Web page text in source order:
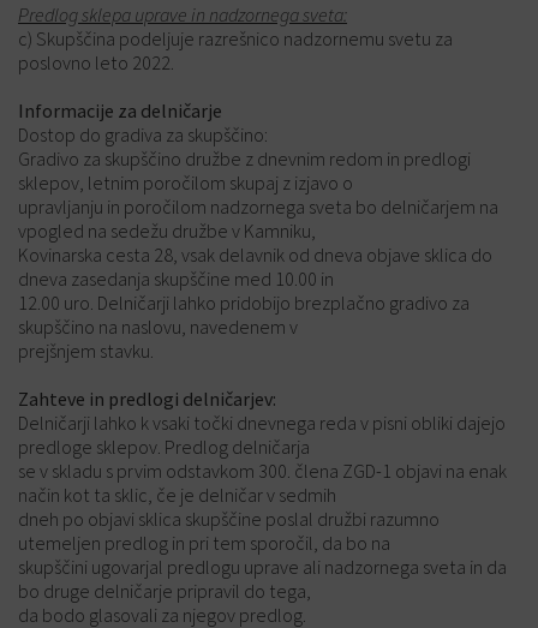
Predlog sklepa uprave in nadzornega sveta:
c) Skupščina podeljuje razrešnico nadzornemu svetu za
poslovno leto 2022.
Informacije za delničarje
Dostop do gradiva za skupščino:
Gradivo za skupščino družbe z dnevnim redom in predlogi
sklepov, letnim poročilom skupaj z izjavo o
upravljanju in poročilom nadzornega sveta bo delničarjem na
vpogled na sedežu družbe v Kamniku,
Kovinarska cesta 28, vsak delavnik od dneva objave sklica do
dneva zasedanja skupščine med 10.00 in
12.00 uro. Delničarji lahko pridobijo brezplačno gradivo za
skupščino na naslovu, navedenem v
prejšnjem stavku.
Zahteve in predlogi delničarjev:
Delničarji lahko k vsaki točki dnevnega reda v pisni obliki dajejo
predloge sklepov. Predlog delničarja
se v skladu s prvim odstavkom 300. člena ZGD-1 objavi na enak
način kot ta sklic, če je delničar v sedmih
dneh po objavi sklica skupščine poslal družbi razumno
utemeljen predlog in pri tem sporočil, da bo na
skupščini ugovarjal predlogu uprave ali nadzornega sveta in da
bo druge delničarje pripravil do tega,
da bodo glasovali za njegov predlog.